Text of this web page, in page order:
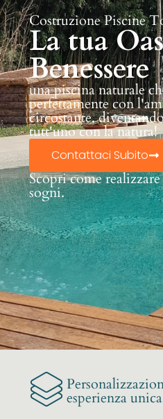
Costruzione Piscine
La tua
Benessere
una piscina naturale
perfettamente con
circostante,
tutt'uno con la natura!
Contattaci Subito
Scopri come
sogni.
esperienza unica